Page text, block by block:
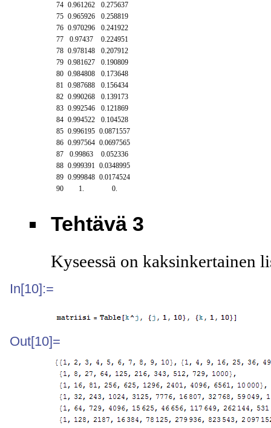
74 0.961262
0.275637
75 0.965926
0.258819
76 0.970296
0.241922
77
0.97437
0.224951
78 0.978148
0.207912
79 0.981627
0.190809
80 0.984808
0.173648
81 0.987688
0.156434
82 0.990268
0.139173
83 0.992546
0.121869
84 0.994522
0.104528
85 0.996195 0.0871557
86 0.997564 0.0697565
87
0.99863
0.052336
88 0.999391 0.0348995
89 0.999848 0.0174524
90
1. 0.
Tehtävä 3
Kyseessä on kaksinkertainen
In[10]:=
Out[10]=